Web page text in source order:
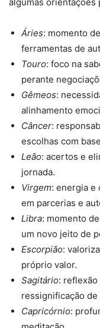
algumas orientações
Áries: momento
ferramentas de
Touro: foco na
perante
Gêmeos:
alinhamento
Câncer:
escolhas com
Leão: acertos e
jornada.
Virgem: energia e
em parcerias e
Libra: momento
um novo jeito de
Escorpião:
próprio valor.
Sagitário: reflexão
ressignificação de
Capricórnio: